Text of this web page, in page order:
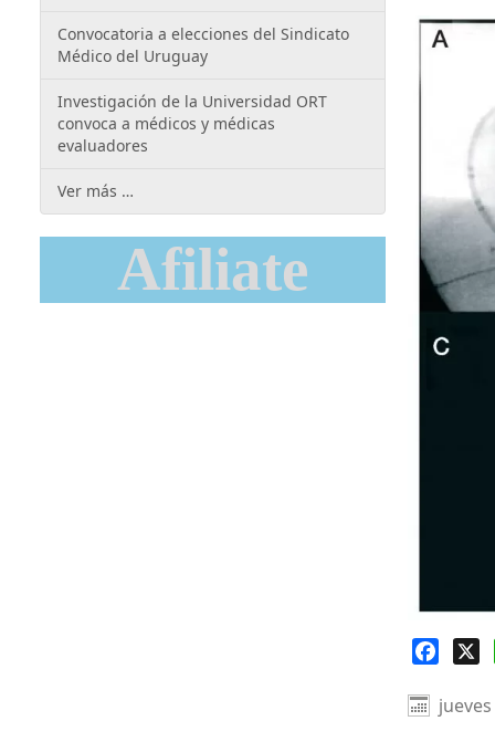
Convocatoria a elecciones del Sindicato
Médico del Uruguay
Investigación de la Universidad ORT
convoca a médicos y médicas
evaluadores
Ver más …
Afiliate